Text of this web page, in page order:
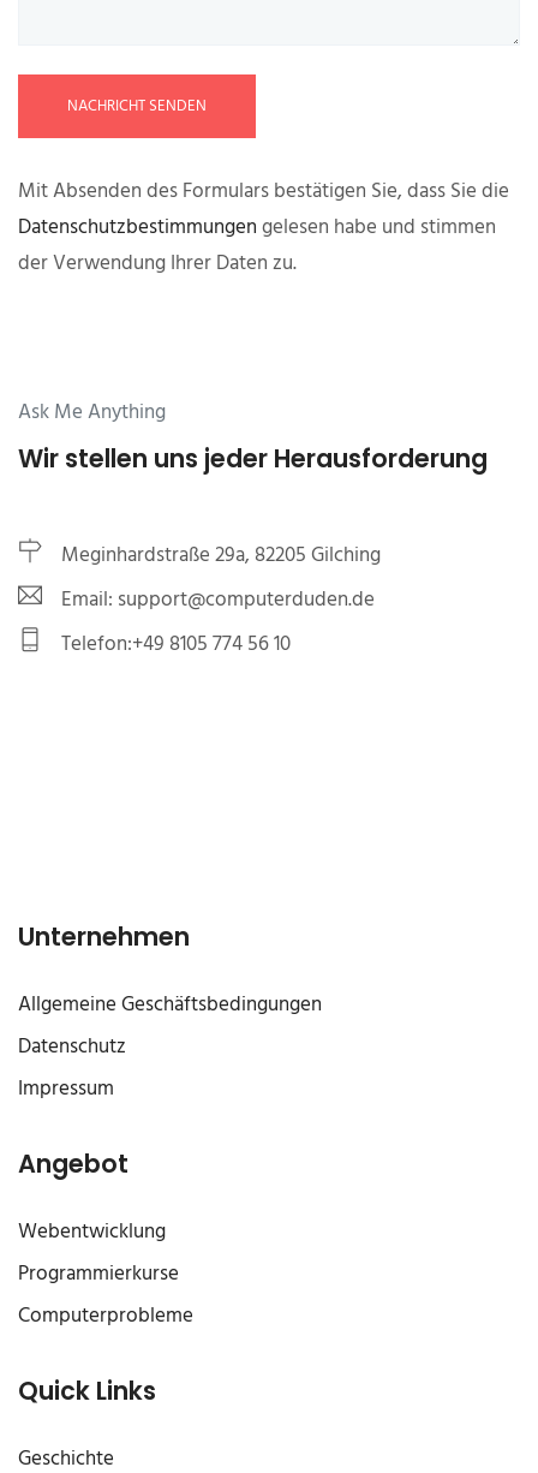
NACHRICHT SENDEN
Mit Absenden des Formulars bestätigen Sie, dass Sie die
Datenschutzbestimmungengelesen habe und stimmen
der Verwendung Ihrer Daten zu.
Ask Me Anything
Wir stellen uns jeder Herausforderung
Meginhardstraße 29a, 82205 Gilching
Email: support@computerduden.de
Telefon:+49 8105 774 56 10
Unternehmen
Allgemeine Geschäftsbedingungen
Datenschutz
Impressum
Angebot
Webentwicklung
Programmierkurse
Computerprobleme
Quick Links
Geschichte